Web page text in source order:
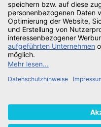
Wissenswertes
Legale
Produktschlüssel
Microsoft Office
Qualifizierende